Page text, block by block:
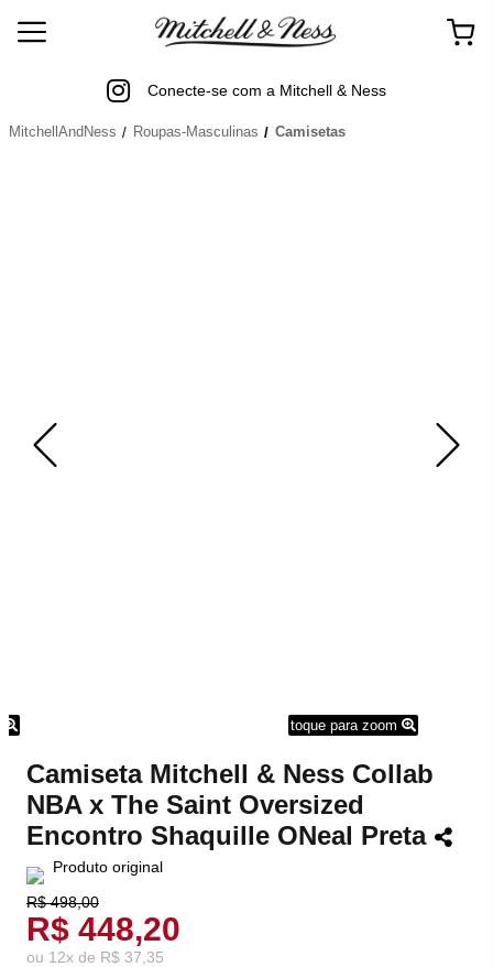
Conecte-se com a Mitchell & Ness
MitchellAndNess Roupas-Masculinas Camisetas
toque para zoom
Camiseta Mitchell & Ness Collab
NBA x The Saint Oversized
Encontro Shaquille ONeal Preta
Produto original
R$ 498,00
R$ 448,20
ou 12x de R$ 37,35